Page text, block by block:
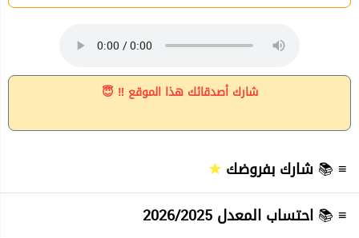
شارك أصدقائك هذا الموقع ‼ 😇
≡ 📚 شارك بفروضك
≡ 📚 احتساب المعدل 2026/2025